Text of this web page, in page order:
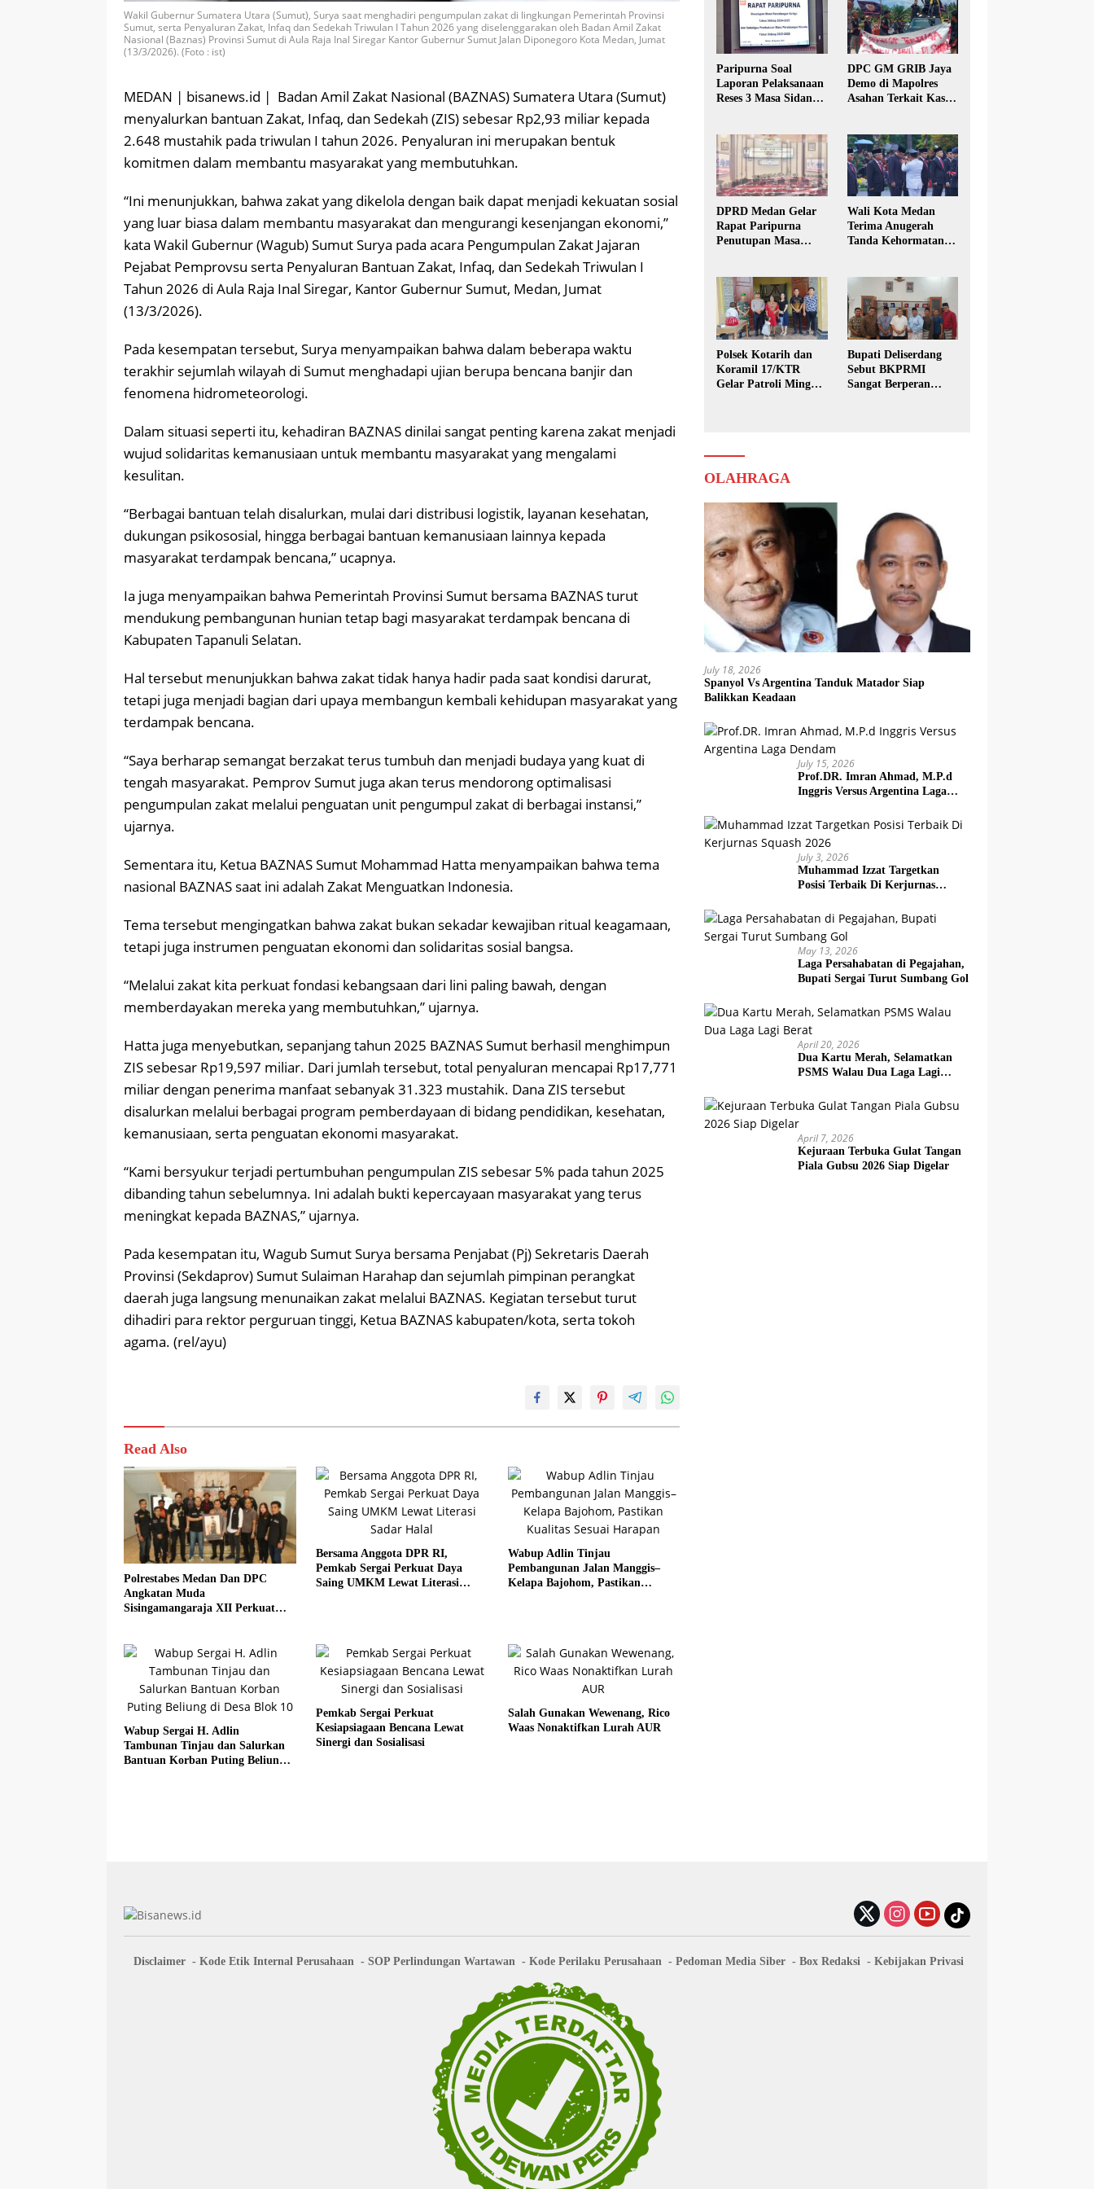
Wakil Gubernur Sumatera Utara (Sumut), Surya saat menghadiri pengumpulan zakat di lingkungan Pemerintah Provinsi
Sumut, serta Penyaluran Zakat, Infaq dan Sedekah Triwulan I Tahun 2026 yang diselenggarakan oleh Badan Amil Zakat
Nasional (Baznas) Provinsi Sumut di Aula Raja Inal Siregar Kantor Gubernur Sumut Jalan Diponegoro Kota Medan, Jumat
(13/3/2026). (Foto : ist)
MEDAN | bisanews.id | Badan Amil Zakat Nasional (BAZNAS) Sumatera Utara (Sumut)
menyalurkan bantuan Zakat, Infaq, dan Sedekah (ZIS) sebesar Rp2,93 miliar kepada
2.648 mustahik pada triwulan I tahun 2026. Penyaluran ini merupakan bentuk
komitmen dalam membantu masyarakat yang membutuhkan.
“Ini menunjukkan, bahwa zakat yang dikelola dengan baik dapat menjadi kekuatan sosial
yang luar biasa dalam membantu masyarakat dan mengurangi kesenjangan ekonomi,”
kata Wakil Gubernur (Wagub) Sumut Surya pada acara Pengumpulan Zakat Jajaran
Pejabat Pemprovsu serta Penyaluran Bantuan Zakat, Infaq, dan Sedekah Triwulan I
Tahun 2026 di Aula Raja Inal Siregar, Kantor Gubernur Sumut, Medan, Jumat
(13/3/2026).
Pada kesempatan tersebut, Surya menyampaikan bahwa dalam beberapa waktu
terakhir sejumlah wilayah di Sumut menghadapi ujian berupa bencana banjir dan
fenomena hidrometeorologi.
Dalam situasi seperti itu, kehadiran BAZNAS dinilai sangat penting karena zakat menjadi
wujud solidaritas kemanusiaan untuk membantu masyarakat yang mengalami
kesulitan.
“Berbagai bantuan telah disalurkan, mulai dari distribusi logistik, layanan kesehatan,
dukungan psikososial, hingga berbagai bantuan kemanusiaan lainnya kepada
masyarakat terdampak bencana,” ucapnya.
Ia juga menyampaikan bahwa Pemerintah Provinsi Sumut bersama BAZNAS turut
mendukung pembangunan hunian tetap bagi masyarakat terdampak bencana di
Kabupaten Tapanuli Selatan.
Hal tersebut menunjukkan bahwa zakat tidak hanya hadir pada saat kondisi darurat,
tetapi juga menjadi bagian dari upaya membangun kembali kehidupan masyarakat yang
terdampak bencana.
“Saya berharap semangat berzakat terus tumbuh dan menjadi budaya yang kuat di
tengah masyarakat. Pemprov Sumut juga akan terus mendorong optimalisasi
pengumpulan zakat melalui penguatan unit pengumpul zakat di berbagai instansi,”
ujarnya.
Sementara itu, Ketua BAZNAS Sumut Mohammad Hatta menyampaikan bahwa tema
nasional BAZNAS saat ini adalah Zakat Menguatkan Indonesia.
Tema tersebut mengingatkan bahwa zakat bukan sekadar kewajiban ritual keagamaan,
tetapi juga instrumen penguatan ekonomi dan solidaritas sosial bangsa.
“Melalui zakat kita perkuat fondasi kebangsaan dari lini paling bawah, dengan
memberdayakan mereka yang membutuhkan,” ujarnya.
Hatta juga menyebutkan, sepanjang tahun 2025 BAZNAS Sumut berhasil menghimpun
ZIS sebesar Rp19,597 miliar. Dari jumlah tersebut, total penyaluran mencapai Rp17,771
miliar dengan penerima manfaat sebanyak 31.323 mustahik. Dana ZIS tersebut
disalurkan melalui berbagai program pemberdayaan di bidang pendidikan, kesehatan,
kemanusiaan, serta penguatan ekonomi masyarakat.
“Kami bersyukur terjadi pertumbuhan pengumpulan ZIS sebesar 5% pada tahun 2025
dibanding tahun sebelumnya. Ini adalah bukti kepercayaan masyarakat yang terus
meningkat kepada BAZNAS,” ujarnya.
Pada kesempatan itu, Wagub Sumut Surya bersama Penjabat (Pj) Sekretaris Daerah
Provinsi (Sekdaprov) Sumut Sulaiman Harahap dan sejumlah pimpinan perangkat
daerah juga langsung menunaikan zakat melalui BAZNAS. Kegiatan tersebut turut
dihadiri para rektor perguruan tinggi, Ketua BAZNAS kabupaten/kota, serta tokoh
agama. (rel/ayu)
Read Also
Polrestabes Medan Dan DPC
Angkatan Muda
Sisingamangaraja XII Perkuat
Bersama Anggota DPR RI,
Pemkab Sergai Perkuat Daya
Saing UMKM Lewat Literasi
Wabup Adlin Tinjau
Pembangunan Jalan Manggis–
Kelapa Bajohom, Pastikan
Wabup Sergai H. Adlin
Tambunan Tinjau dan Salurkan
Bantuan Korban Puting Beliung
Pemkab Sergai Perkuat
Kesiapsiagaan Bencana Lewat
Sinergi dan Sosialisasi
Salah Gunakan Wewenang, Rico
Waas Nonaktifkan Lurah AUR
Paripurna Soal
Laporan Pelaksanaan
Reses 3 Masa Sidang
DPC GM GRIB Jaya
Demo di Mapolres
Asahan Terkait Kasus
DPRD Medan Gelar
Rapat Paripurna
Penutupan Masa
Wali Kota Medan
Terima Anugerah
Tanda Kehormatan
Polsek Kotarih dan
Koramil 17/KTR
Gelar Patroli Minggu
Bupati Deliserdang
Sebut BKPRMI
Sangat Berperan
OLAHRAGA
July 18, 2026
Spanyol Vs Argentina Tanduk Matador Siap
Balikkan Keadaan
July 15, 2026
Prof.DR. Imran Ahmad, M.P.d
Inggris Versus Argentina Laga
July 3, 2026
Muhammad Izzat Targetkan
Posisi Terbaik Di Kerjurnas
May 13, 2026
Laga Persahabatan di Pegajahan,
Bupati Sergai Turut Sumbang Gol
April 20, 2026
Dua Kartu Merah, Selamatkan
PSMS Walau Dua Laga Lagi
April 7, 2026
Kejuraan Terbuka Gulat Tangan
Piala Gubsu 2026 Siap Digelar
Disclaimer Kode Etik Internal Perusahaan SOP Perlindungan Wartawan Kode Perilaku Perusahaan Pedoman Media Siber Box Redaksi Kebijakan Privasi